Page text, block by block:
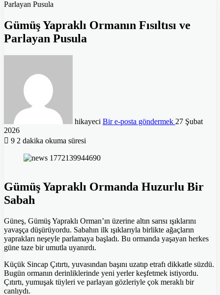
Parlayan Pusula
Gümüş Yapraklı Ormanın Fısıltısı ve
Parlayan Pusula
hikayeci Bir e-posta göndermek 27 Şubat
2026
9 2 dakika okuma süresi
Gümüş Yapraklı Ormanda Huzurlu Bir
Sabah
Güneş, Gümüş Yapraklı Orman’ın üzerine altın sarısı ışıklarını
yavaşça düşürüyordu. Sabahın ilk ışıklarıyla birlikte ağaçların
yaprakları neşeyle parlamaya başladı. Bu ormanda yaşayan herkes
güne taze bir umutla uyanırdı.
Küçük Sincap Çıtırtı, yuvasından başını uzatıp etrafı dikkatle süzdü.
Bugün ormanın derinliklerinde yeni yerler keşfetmek istiyordu.
Çıtırtı, yumuşak tüyleri ve parlayan gözleriyle çok meraklı bir
canlıydı.